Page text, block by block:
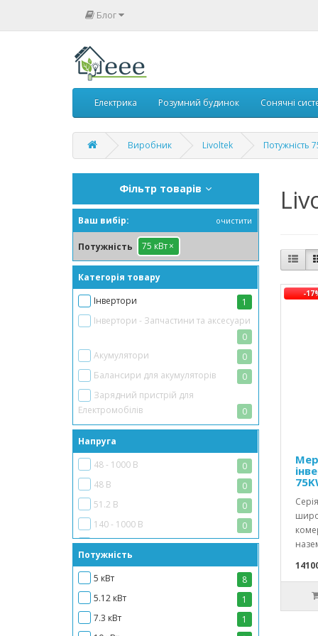
Блог
Електрика Розумний будинок Сонячні
Виробник Livoltek Потужність
Фільтр товарів
Ваш вибір: очистити
Потужність 75 кВт×
Категорія товару
Інвертори
1
Інвертори - Запчастини та аксесуари
0
Акумулятори
0
Балансири для акумуляторів
0
Зарядний пристрій для
Електромобілів
0
Напруга
48 - 1000 В
0
48 В
0
51.2 В
0
140 - 1000 В
0
150~850 В
0
150~950 В
0
180 - 1000 В
1
230 В
0
400 В
0
Потужність
5 кВт
8
5.12 кВт
1
7.3 кВт
1
-